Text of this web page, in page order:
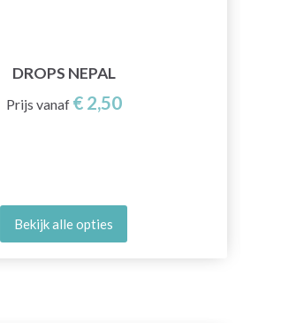
DROPS NEPAL
Prijs vanaf € 2,50
Bekijk alle opties